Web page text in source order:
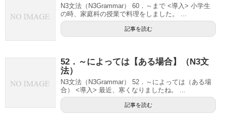
N3文法（N3Grammar） 60．～まで <導入> 小学生
の時、家庭科の授業で料理をしました。 ...
記事を読む
52．～によっては【ある場合】（N3文
法）
N3文法（N3Grammar） 52．～によっては（ある場
合） <導入> 最近、寒くなりましたね。 ...
記事を読む